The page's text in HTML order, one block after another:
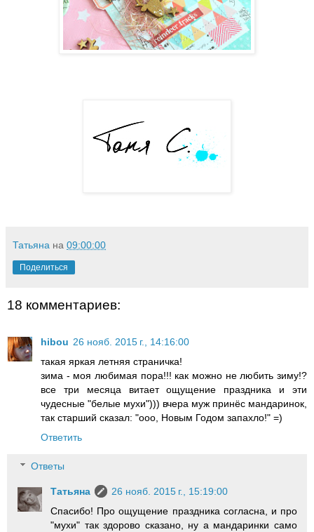
Татьяна на 09:00:00
Поделиться
18 комментариев:
hibou 26 нояб. 2015 г., 14:16:00
такая яркая летняя страничка!
зима - моя любимая пора!!! как можно не любить зиму!?
все три месяца витает ощущение праздника и эти
чудесные "белые мухи"))) вчера муж принёс мандаринок,
так старший сказал: "ооо, Новым Годом запахло!" =)
Ответить
Ответы
Татьяна
26 нояб. 2015 г., 15:19:00
Спасибо! Про ощущение праздника согласна, и про
"мухи" так здорово сказано, ну а мандаринки само